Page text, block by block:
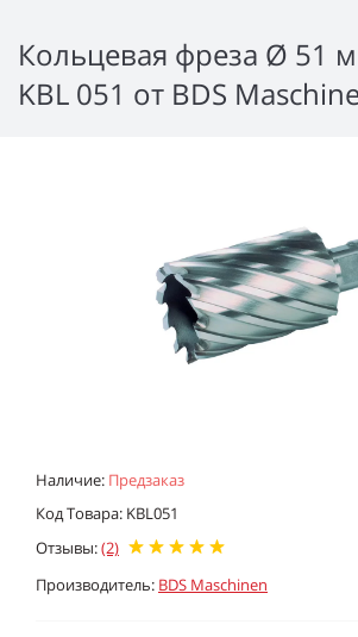
Кольцевая фреза Ø 51
KBL 051 от BDS
Наличие: Предзаказ
Код Товара: KBL051
Отзывы:(2)
Производитель: BDS Maschinen